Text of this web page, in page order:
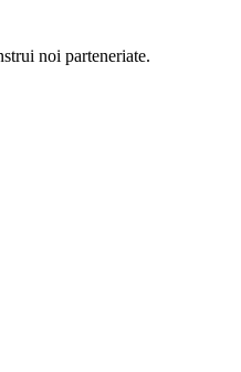
noi parteneriate.